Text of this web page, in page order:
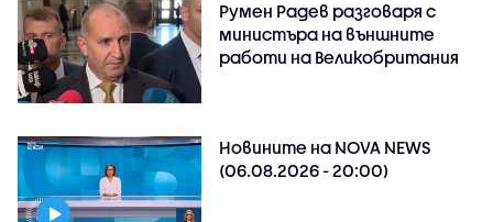
Румен Радев разговаря с
министъра на външните
работи на Великобритания
Новините на NOVA NEWS
(06.08.2026 - 20:00)